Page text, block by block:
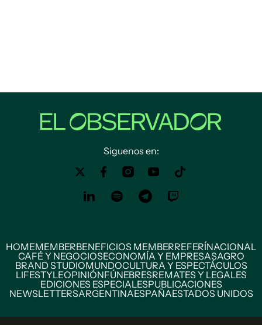
Siguenos en:
HOMEMEMBERBENEFICIOS MEMBERREFERÍNACIONAL
CAFÉ Y NEGOCIOSECONOMÍA Y EMPRESASAGRO
BRAND STUDIOMUNDOCULTURA Y ESPECTÁCULOS
LIFESTYLEOPINIÓNFÚNEBRESREMATES Y LEGALES
EDICIONES ESPECIALESPUBLICACIONES
NEWSLETTERSARGENTINAESPAÑAESTADOS UNIDOS